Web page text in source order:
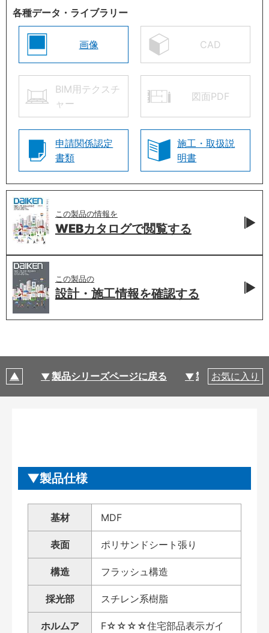
各種データ・ライブラリー
画像 CAD
BIM用テクスチ
ャー
図面PDF
申請関係認定
書類
施工・取扱説
明書
この製品の情報を
WEBカタログで閲覧する
この製品の
設計・施工情報を確認する
製品シリーズページに戻る 製品仕様
お気に入り
製品仕様
基材 MDF
表面 ポリサンドシート張り
構造 フラッシュ構造
採光部 スチレン系樹脂
ホルムア
F☆☆☆☆住宅部品表示ガイ